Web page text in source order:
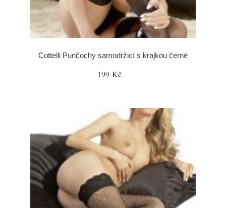
Cottelli Punčochy samodržicí s krajkou černé
199 Kč